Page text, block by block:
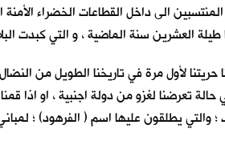
الى داخل القطاعات الخضراء الأمنة
العشرين سنة الماضية ، و التي كبدت
لأول مرة في تاريخنا الطويل من
تعرضنا لغزو من دولة اجنبية ، او اذا
يطلقون عليها اسم ( الفرهود) ؛